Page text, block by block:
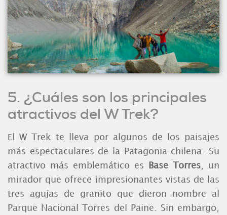
5. ¿Cuáles son los principales
atractivos del W Trek?
E
l W Trek te lleva por algunos de los paisajes
más espectaculares de la Patagonia chilena. Su
atractivo más emblemático es
Base Torres , un
mirador que ofrece impresionantes vistas de las
tres agujas de granito que dieron nombre al
Parque Nacional Torres del Paine. Sin embargo,